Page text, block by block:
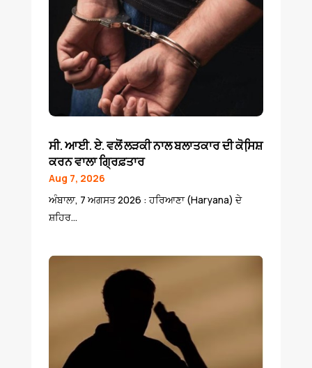
ਸੀ. ਆਈ. ਏ. ਵਲੋਂ ਲੜਕੀ ਨਾਲ ਬਲਾਤਕਾਰ ਦੀ ਕੋਸਿ਼ਸ਼
ਕਰਨ ਵਾਲਾ ਗ੍ਰਿਫ਼ਤਾਰ
Aug 7, 2026
ਅੰਬਾਲਾ, 7 ਅਗਸਤ 2026 : ਹਰਿਆਣਾ (Haryana) ਦੇ
ਸ਼ਹਿਰ...